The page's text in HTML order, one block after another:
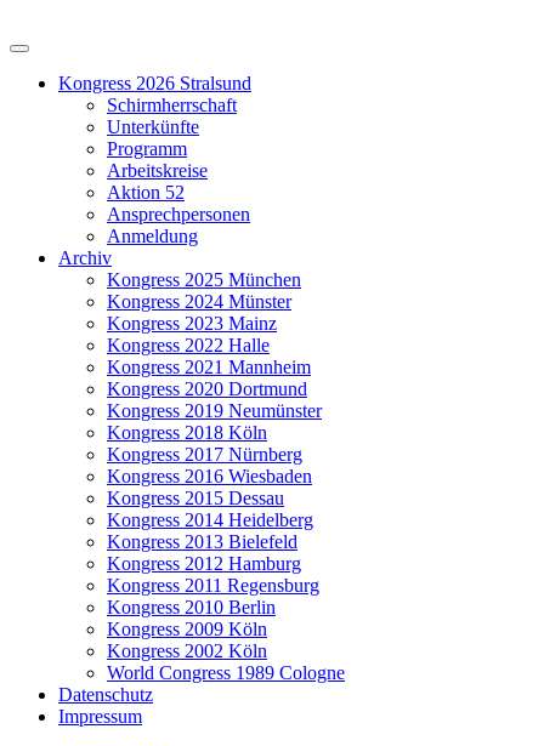
Kongress 2026 Stralsund
Schirmherrschaft
Unterkünfte
Programm
Arbeitskreise
Aktion 52
Ansprechpersonen
Anmeldung
Archiv
Kongress 2025 München
Kongress 2024 Münster
Kongress 2023 Mainz
Kongress 2022 Halle
Kongress 2021 Mannheim
Kongress 2020 Dortmund
Kongress 2019 Neumünster
Kongress 2018 Köln
Kongress 2017 Nürnberg
Kongress 2016 Wiesbaden
Kongress 2015 Dessau
Kongress 2014 Heidelberg
Kongress 2013 Bielefeld
Kongress 2012 Hamburg
Kongress 2011 Regensburg
Kongress 2010 Berlin
Kongress 2009 Köln
Kongress 2002 Köln
World Congress 1989 Cologne
Datenschutz
Impressum